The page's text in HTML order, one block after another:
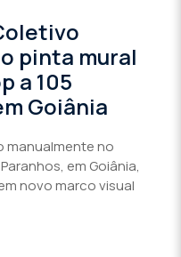
pinta mural
a 105
Goiânia
manualmente no
em Goiânia,
novo marco visual